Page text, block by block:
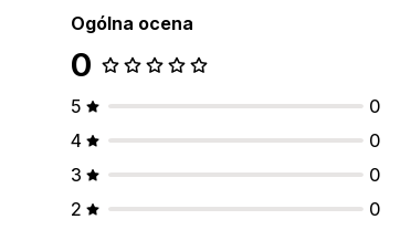
Ogólna ocena
0
5
0
4
0
3
0
2
0